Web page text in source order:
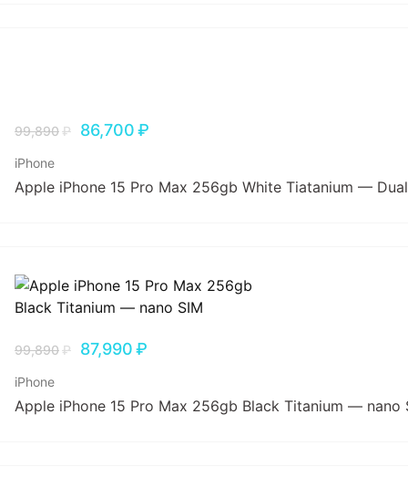
99,890₽ 86,700₽
iPhone
Apple iPhone 15 Pro Max 256gb White Tiatanium —
99,890₽ 87,990₽
iPhone
Apple iPhone 15 Pro Max 256gb Black Titanium — nano